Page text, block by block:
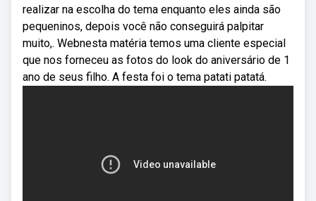
realizar na escolha do tema enquanto eles ainda são
pequeninos, depois você não conseguirá palpitar
muito,. Webnesta matéria temos uma cliente especial
que nos forneceu as fotos do look do aniversário de 1
ano de seus filho. A festa foi o tema patati patatá.